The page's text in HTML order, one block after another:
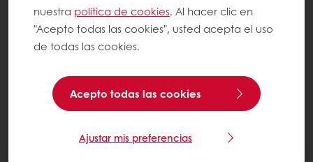
vitaminas solubles en grasa (A, D, E, K). Hay
13 vitaminas en total.
Las vitaminas tienen diversas funciones
bioquímicas. Algunos ayudan a regular
nuestro metabolismo y nuestro crecimiento
celular y tisular. Otros funcionan como
nuestra política de cookies. Al hacer clic en
"Acepto todas las cookies", usted acepta el uso
de todas las cookies.
Acepto todas las cookies
Ajustar mis preferencias